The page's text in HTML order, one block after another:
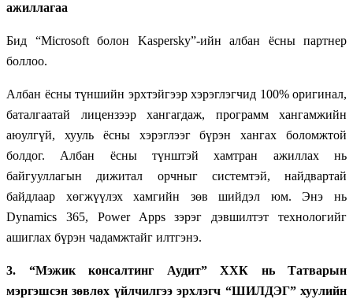
ажиллагаа
Бид “Microsoft болон Kaspersky”-ийн албан ёсны партнер
боллоо.
Албан ёсны түншийн эрхтэйгээр хэрэглэгчид 100% оригинал,
баталгаатай лицензээр хангагдаж, программ хангамжийн
аюулгүй, хууль ёсны хэрэглээг бүрэн хангах боломжтой
болдог. Албан ёсны түнштэй хамтран ажиллах нь
байгууллагын дижитал орчныг системтэй, найдвартай
байдлаар хөгжүүлэх хамгийн зөв шийдэл юм. Энэ нь
Dynamics 365, Power Apps зэрэг дэвшилтэт технологийг
ашиглах бүрэн чадамжтайг илтгэнэ.
3. “Мэжик консалтинг Аудит” ХХК нь Татварын
мэргэшсэн зөвлөх үйлчилгээ эрхлэгч “ШИЛДЭГ” хуулийн